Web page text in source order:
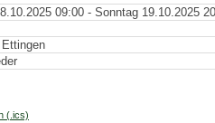
09:00 - Sonntag 19.10.2025
(.ics)